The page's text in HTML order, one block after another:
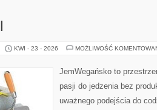
KWI - 23 - 2026 MOŻLIWOŚĆ
JemWegańsko to
pasji do jedzenia bez
uważnego podejścia do